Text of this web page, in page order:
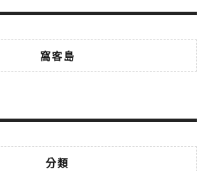
窩客島
分類